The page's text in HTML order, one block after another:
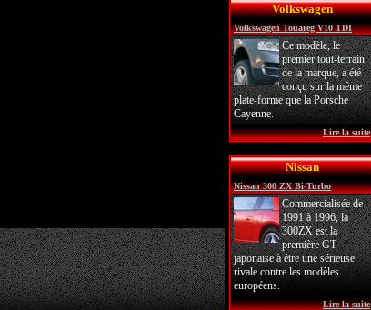
Volkswagen
Volkswagen Touareg V10 TDI
Ce modèle, le
premier tout-terrain
de la marque, a été
conçu sur la même
plate-forme que la Porsche
Cayenne.
Lire la suite
Nissan
Nissan 300 ZX Bi-Turbo
Commercialisée de
1991 à 1996, la
300ZX est la
première GT
japonaise à être une sérieuse
rivale contre les modèles
européens.
Lire la suite